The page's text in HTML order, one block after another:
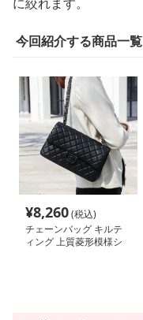
今回紹介する商品一覧
¥8,260(税込)
チェーンバッグ キルテ
ィング 上質菱形模様シ